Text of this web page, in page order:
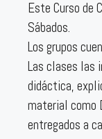
Este Curso de
Sábados.
Los grupos
Las clases las
didáctica,
material como
entregados a